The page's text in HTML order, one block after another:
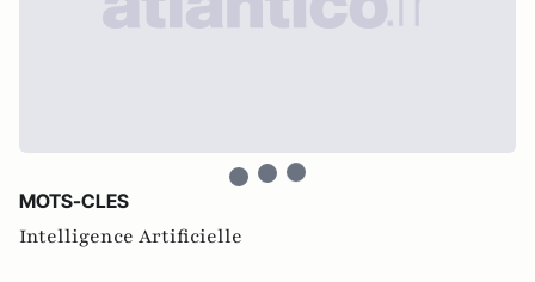
MOTS-CLES
Intelligence Artificielle